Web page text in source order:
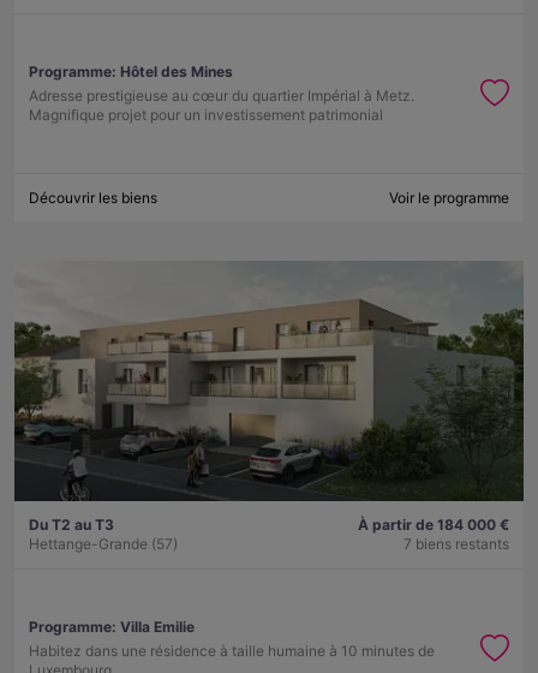
Programme: Hôtel des Mines
Adresse prestigieuse au cœur du quartier Impérial à Metz.
Magnifique projet pour un investissement patrimonial
Découvrir les biens Voir le programme
Du T2 au T3
Hettange-Grande (57)
À partir de 184 000 €
7 biens restants
Programme: Villa Emilie
Habitez dans une résidence à taille humaine à 10 minutes de